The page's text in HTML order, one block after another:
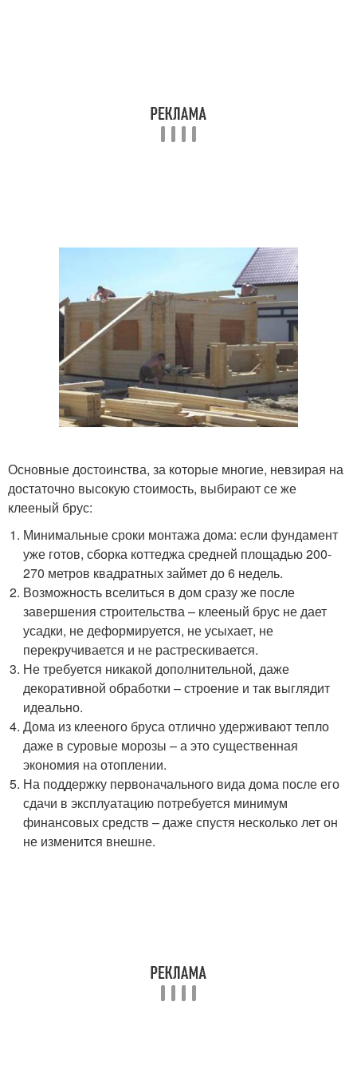
Основные достоинства, за которые многие, невзирая на
достаточно высокую стоимость, выбирают се же
клееный брус:
Минимальные сроки монтажа дома: если фундамент
уже готов, сборка коттеджа средней площадью 200-
270 метров квадратных займет до 6 недель.
Возможность вселиться в дом сразу же после
завершения строительства – клееный брус не дает
усадки, не деформируется, не усыхает, не
перекручивается и не растрескивается.
Не требуется никакой дополнительной, даже
декоративной обработки – строение и так выглядит
идеально.
Дома из клееного бруса отлично удерживают тепло
даже в суровые морозы – а это существенная
экономия на отоплении.
На поддержку первоначального вида дома после его
сдачи в эксплуатацию потребуется минимум
финансовых средств – даже спустя несколько лет он
не изменится внешне.